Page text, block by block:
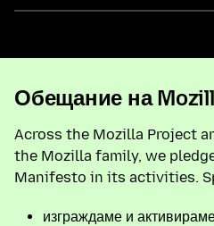
Обещание на
Across the Mozilla Project
the Mozilla family, we
Manifesto in its activities.
изграждаме и